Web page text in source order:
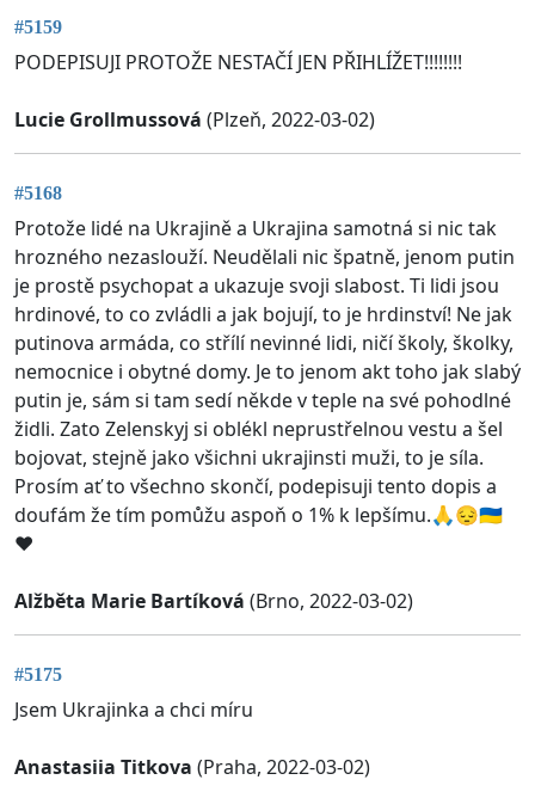
#5159
PODEPISUJI PROTOŽE NESTAČÍ JEN PŘIHLÍŽET!!!!!!!!
Lucie Grollmussová (Plzeň, 2022-03-02)
#5168
Protože lidé na Ukrajině a Ukrajina samotná si nic tak
hrozného nezaslouží. Neudělali nic špatně, jenom putin
je prostě psychopat a ukazuje svoji slabost. Ti lidi jsou
hrdinové, to co zvládli a jak bojují, to je hrdinství! Ne jak
putinova armáda, co střílí nevinné lidi, ničí školy, školky,
nemocnice i obytné domy. Je to jenom akt toho jak slabý
putin je, sám si tam sedí někde v teple na své pohodlné
židli. Zato Zelenskyj si oblékl neprustřelnou vestu a šel
bojovat, stejně jako všichni ukrajinsti muži, to je síla.
Prosím ať to všechno skončí, podepisuji tento dopis a
doufám že tím pomůžu aspoň o 1% k lepšímu.🙏😔🇺🇦
❤
Alžběta Marie Bartíková (Brno, 2022-03-02)
#5175
Jsem Ukrajinka a chci míru
Anastasiia Titkova (Praha, 2022-03-02)